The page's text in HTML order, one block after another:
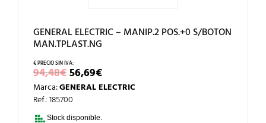
GENERAL ELECTRIC – MANIP.2 POS.+0 S/BOTON
MAN.TPLAST.NG
94,48€EL
PRECIO
ORIGINAL
ERA:
94,48€.
56,69€EL
PRECIO
ACTUAL
Marca:GENERAL ELECTRIC
Ref.: 185700
Stock disponible.